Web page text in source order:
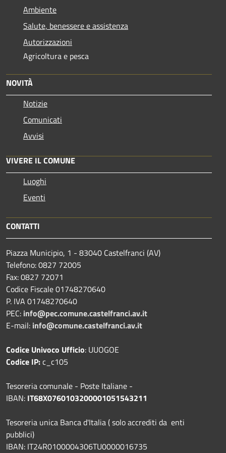
Ambiente
Salute, benessere e assistenza
Autorizzazioni
Agricoltura e pesca
NOVITÀ
Notizie
Comunicati
Avvisi
VIVERE IL COMUNE
Luoghi
Eventi
CONTATTI
Piazza Municipio, 1 - 83040 Castelfranci (AV)
Telefono: 0827 72005
Fax: 0827 72071
Codice Fiscale 01748270640
P. IVA 01748270640
PEC: info@pec.comune.castelfranci.av.it
E-mail: info@comune.castelfranci.av.it
Codice Univoco Ufficio: UUOGOE
Codice IP:c_c105
Tesoreria comunale - Poste Italiane -
IBAN: IT68X0760103200001051543211
Tesoreria unica Banca d'Italia ( solo accrediti da enti
pubblici)
IBAN: IT24R0100004306TU0000016735